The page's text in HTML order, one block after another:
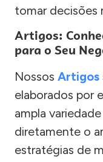
tomar decisões
Artigos:
para o Seu
Nossos Artigos
elaborados por
ampla
diretamente o
estratégias de